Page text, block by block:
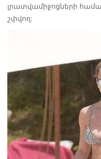
լրատվամիջոցների
շփվող: